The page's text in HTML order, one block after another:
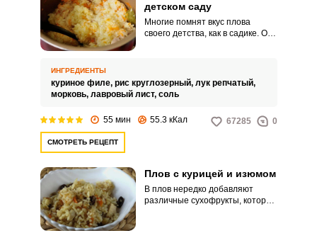
детском саду
Многие помнят вкус плова
своего детства, как в садике. Он
ИНГРЕДИЕНТЫ
куриное филе, рис круглозерный, лук репчатый,
морковь, лавровый лист, соль
55 мин 55.3 кКал 67285 0
СМОТРЕТЬ РЕЦЕПТ
Плов с курицей и изюмом
В плов нередко добавляют
различные сухофрукты, которые
ВХОД НА САЙТ РЕГИСТРАЦИЯ
Войдите
с помощью социальных сетей:
или